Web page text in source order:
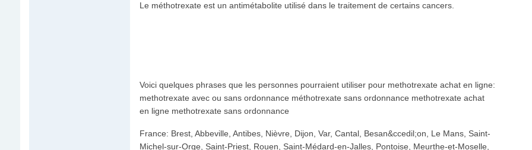
Le méthotrexate est un antimétabolite utilisé dans le traitement de certains cancers.
Voici quelques phrases que les personnes pourraient utiliser pour methotrexate achat en ligne:
methotrexate avec ou sans ordonnance méthotrexate sans ordonnance methotrexate achat
en ligne methotrexate sans ordonnance
France: Brest, Abbeville, Antibes, Nièvre, Dijon, Var, Cantal, Besan&ccedil;on, Le Mans, Saint-
Michel-sur-Orge, Saint-Priest, Rouen, Saint-Médard-en-Jalles, Pontoise, Meurthe-et-Moselle,